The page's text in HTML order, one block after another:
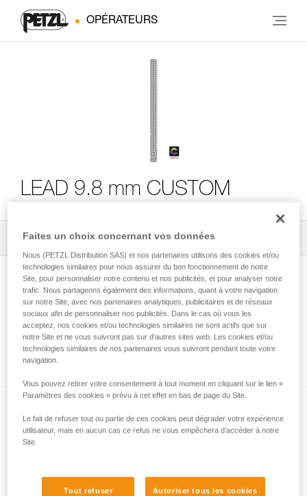
OPÉRATEURS
LEAD 9.8 mm CUSTOM
Tous les conseils techniques 2
Comportement des cordes neuves
Quand remplacer sa corde ?
Faites un choix concernant vos données
Nous (PETZL Distribution SAS) et nos partenaires utilisons des cookies et/ou
technologies similaires pour nous assurer du bon fonctionnement de notre
Site, pour personnaliser notre contenu et nos publicités, et pour analyser notre
trafic. Nous partageons également des informations, quant à votre navigation
sur notre Site, avec nos partenaires analytiques, publicitaires et de réseaux
sociaux afin de personnaliser nos publicités. Dans le cas où vous les
acceptez, nos cookies et/ou technologies similaires ne sont actifs que sur
notre Site et ne vous suivront pas sur d’autres sites web. Les cookies et/ou
technologies similaires de nos partenaires vous suivront pendant toute votre
navigation.
Vous pouvez retirer votre consentement à tout moment en cliquant sur le lien «
Paramètres des cookies » prévu à cet effet en bas de page du Site.
Le fait de refuser tout ou partie de ces cookies peut dégrader votre expérience
utilisateur, mais en aucun cas ce refus ne vous empêchera d’accéder à notre
Site.
Tout refuser Autoriser tous les cookies